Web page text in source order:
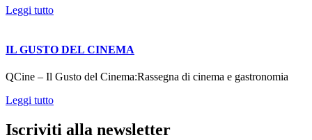
Leggi tutto
IL GUSTO DEL CINEMA
QCine – Il Gusto del Cinema:Rassegna di cinema e gastronomia
Leggi tutto
Iscriviti alla newsletter